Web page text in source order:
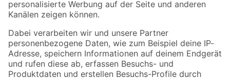
Folge uns
Zahlungsarten Versandarten